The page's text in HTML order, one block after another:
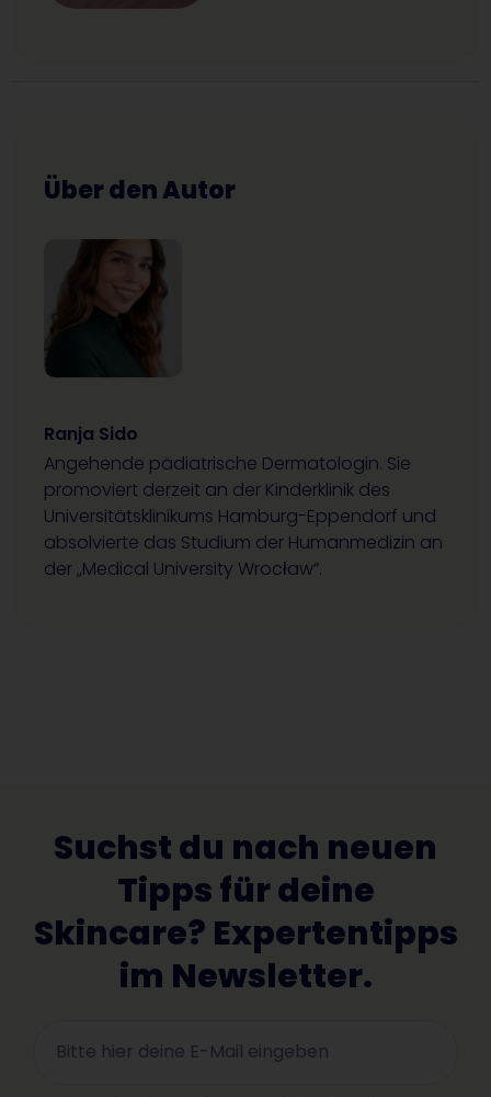
Über den Autor
Ranja Sido
Angehende pädiatrische Dermatologin. Sie
promoviert derzeit an der Kinderklinik des
Universitätsklinikums Hamburg-Eppendorf und
absolvierte das Studium der Humanmedizin an
der „Medical University Wrocław“.
Suchst du nach neuen
Tipps für deine
Skincare? Expertentipps
im Newsletter.